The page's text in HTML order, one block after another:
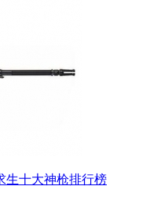
生十大神枪排行榜